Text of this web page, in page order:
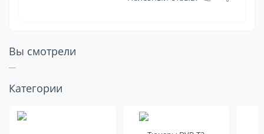
Вы смотрели
Посмотрите
еще на это
Категории